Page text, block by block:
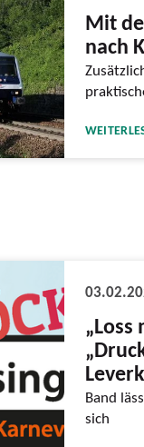
Mit
nach
„Loss
Band
sich